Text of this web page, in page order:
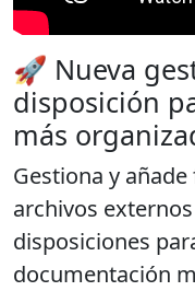
🚀 Nueva
disposición
más
Gestiona y
archivos
disposiciones
documentación